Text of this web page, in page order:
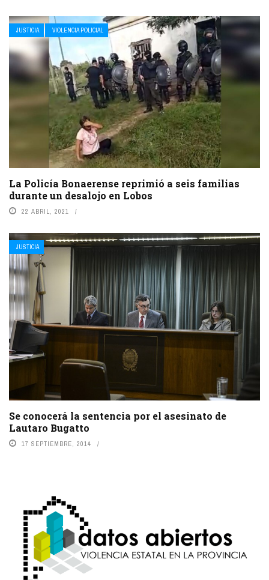
JUSTICIA VIOLENCIA POLICIAL
La Policía Bonaerense reprimió a seis familias
durante un desalojo en Lobos
22 ABRIL, 2021
JUSTICIA
Se conocerá la sentencia por el asesinato de
Lautaro Bugatto
17 SEPTIEMBRE, 2014